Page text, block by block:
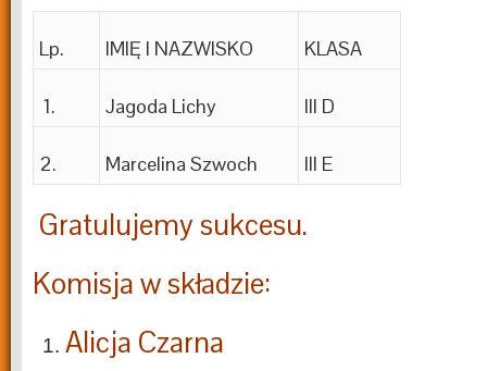
Lp. IMIĘ I NAZWISKO KLASA
1. Jagoda Lichy III D
2. Marcelina Szwoch III E
Gratulujemy sukcesu.
Komisja w składzie:
Alicja Czarna